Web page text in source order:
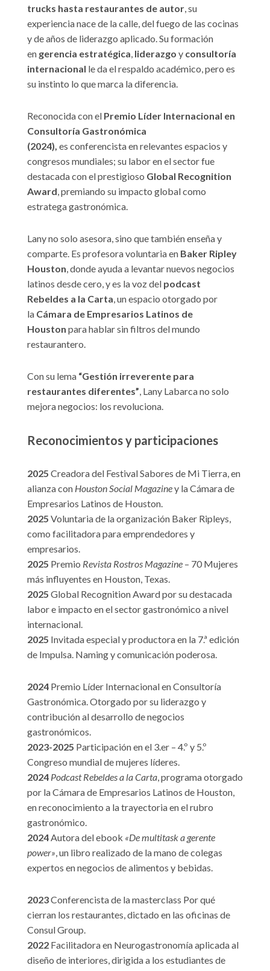
trucks hasta restaurantes de autor , su
experiencia nace de la calle, del fuego de las cocinas
y de años de liderazgo aplicado. Su formación
en gerencia estratégica liderazgo y consultoría
internacional le da el respaldo académico, pero es
su instinto lo que marca la diferencia.
Reconocida con el Premio Líder Internacional en
Consultoría Gastronómica
(2024), es conferencista en relevantes espacios y
congresos mundiales; su labor en el sector fue
destacada con el prestigioso Global Recognition
Award , premiando su impacto global como
estratega gastronómica.
Lany no solo asesora, sino que también enseña y
comparte. Es profesora voluntaria en Baker Ripley
Houston , donde ayuda a levantar nuevos negocios
latinos desde cero, y es la voz del podcast
Rebeldes a la Carta , un espacio otorgado por
la Cámara de Empresarios Latinos de
Houston para hablar sin filtros del mundo
restaurantero.
Con su lema “Gestión irreverente para
restaurantes diferentes” , Lany Labarca no solo
mejora negocios: los revoluciona.
Reconocimientos y participaciones
2025 Creadora del Festival Sabores de Mi Tierra, en
alianza con Houston Social Magaziney la Cámara de
Empresarios Latinos de Houston.
2025 Voluntaria de la organización Baker Ripleys,
como facilitadora para emprendedores y
empresarios.
2025 Premio Revista Rostros Magazine – 70 Mujeres
más influyentes en Houston, Texas.
2025 Global Recognition Award por su destacada
labor e impacto en el sector gastronómico a nivel
internacional.
2025 Invitada especial y productora en la 7.ª edición
de Impulsa. Naming y comunicación poderosa.
2024 Premio Líder Internacional en Consultoría
Gastronómica. Otorgado por su liderazgo y
contribución al desarrollo de negocios
gastronómicos.
2023-2025 Participación en el 3.er – 4.º y 5.º
Congreso mundial de mujeres líderes.
2024 Podcast Rebeldes a la Carta, programa otorgado
por la Cámara de Empresarios Latinos de Houston,
en reconocimiento a la trayectoria en el rubro
gastronómico.
2024Autora del ebook «De multitask a gerente
power», un libro realizado de la mano de colegas
expertos en negocios de alimentos y bebidas.
2023Conferencista de la masterclass Por qué
cierran los restaurantes, dictado en las oficinas de
Consul Group.
2022 Facilitadora en Neurogastronomía aplicada al
diseño de interiores, dirigida a los estudiantes de